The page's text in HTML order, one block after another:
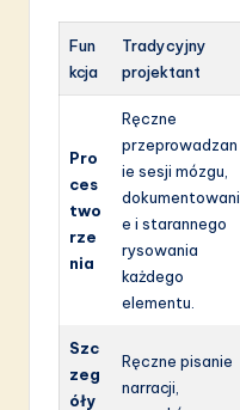
Fun
kcja
Tradycyjny
projektant
Pro
ces
two
rze
nia
Ręczne
przeprowadzan
ie sesji mózgu,
dokumentowani
e i starannego
rysowania
każdego
elementu.
Szc
zeg
óły
Ręczne pisanie
narracji,